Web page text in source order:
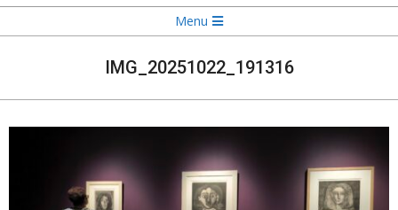
Menu
Menu
IMG_20251022_191316